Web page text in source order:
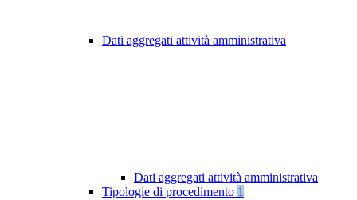
Dati aggregati attività amministrativa
Dati aggregati attività amministrativa
Tipologie di procedimento 1